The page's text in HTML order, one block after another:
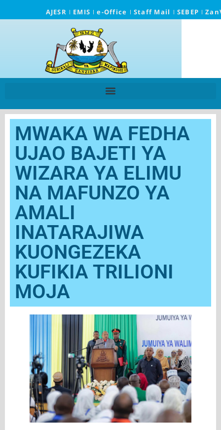
AJESR EMIS e-Office Staff Mail SEBEP
MWAKA WA FEDHA
UJAO BAJETI YA
WIZARA YA ELIMU
NA MAFUNZO YA
AMALI
INATARAJIWA
KUONGEZEKA
KUFIKIA TRILIONI
MOJA